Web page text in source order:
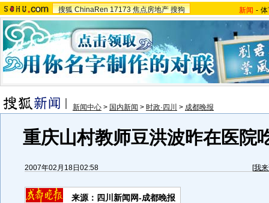
搜狐 ChinaRen 17173 焦点房地产 搜狗 新闻 -
新闻中心 > 国内新闻 > 时政·四川 > 成都晚报
重庆山村教师豆洪波昨在医院
2007年02月18日02:58 [我
来源：四川新闻网-成都晚报